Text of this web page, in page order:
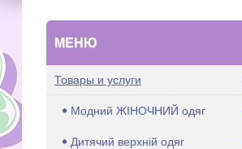
Товары и услуги
Модний ЖІНОЧНИЙ одяг
Дитячий верхній одяг